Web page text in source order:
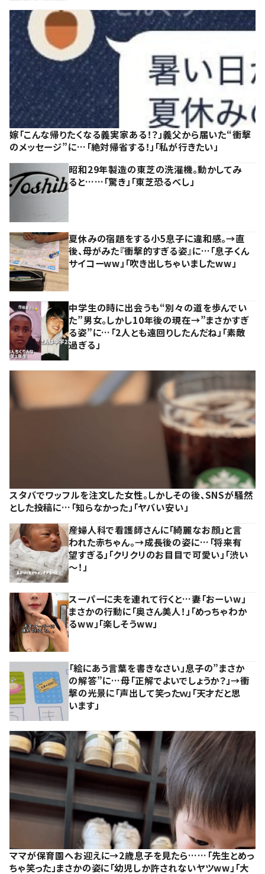
嫁「こんな帰りたくなる義実家ある！？」義父から届いた“衝撃
のメッセージ”に…「絶対帰省する！」「私が行きたい」
昭和29年製造の東芝の洗濯機。動かしてみ
ると……「驚き」「東芝恐るべし」
夏休みの宿題をする小5息子に違和感。→直
後、母がみた『衝撃的すぎる姿』に…「息子くん
サイコーww」「吹き出しちゃいましたww」
中学生の時に出会うも“別々の道を歩んでい
た”男女。しかし10年後の現在→”まさかすぎ
る姿”に…「2人とも遠回りしたんだね」「素敵
過ぎる」
スタバでワッフルを注文した女性。しかしその後、SNSが騒然
とした投稿に…「知らなかった」「ヤバい安い」
産婦人科で看護師さんに「綺麗なお顔」と言
われた赤ちゃん。→成長後の姿に…「将来有
望すぎる」「クリクリのお目目で可愛い」「渋い
～！」
スーパーに夫を連れて行くと…妻「おーいw」
まさかの行動に「奥さん美人！」「めっちゃわか
るww」「楽しそうww」
「絵にあう言葉を書きなさい」息子の”まさか
の解答”に…母「正解でよいでしょうか？」→衝
撃の光景に「声出して笑ったｗ」「天才だと思
います」
ママが保育園へお迎えに→2歳息子を見たら……「先生とめっ
ちゃ笑った」まさかの姿に「幼児しか許されないヤツww」「大